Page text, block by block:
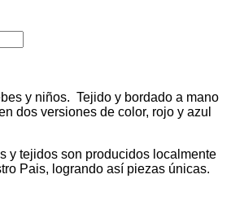
y niños. Tejido y bordado a mano
dos versiones de color, rojo y azul
y tejidos son producidos localmente
Pais, logrando así piezas únicas.